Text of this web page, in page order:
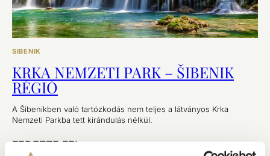
SIBENIK
KRKA NEMZETI PARK – ŠIBENIK
RÉGIÓ
A Šibenikben való tartózkodás nem teljes a látványos Krka
Nemzeti Parkba tett kirándulás nélkül.
FEDEZZE FEL